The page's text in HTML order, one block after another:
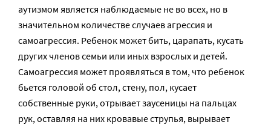
аутизмом является наблюдаемые не во всех, но в
значительном количестве случаев агрессия и
самоагрессия. Ребенок может бить, царапать, кусать
других членов семьи или иных взрослых и детей.
Самоагрессия может проявляться в том, что ребенок
бьется головой об стол, стену, пол, кусает
собственные руки, отрывает заусеницы на пальцах
рук, оставляя на них кровавые струпья, вырывает